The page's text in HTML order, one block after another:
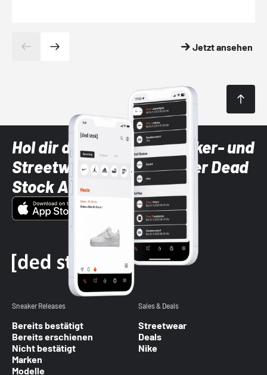
Jetzt ansehen
Hol dir die neuesten Sneaker- und
Streetwear-Brands mit der Dead
Stock App
Sneaker Releases
Bereits bestätigt
Bereits erschienen
Nicht bestätigt
Marken
Modelle
Sales & Deals
Streetwear
Deals
Nike